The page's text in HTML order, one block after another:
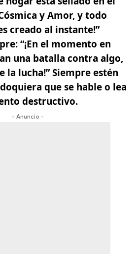
y Amor, y todo
creado al instante!”
“¡En el momento en
una batalla contra algo,
la lucha!” Siempre estén
que se hable o lea
destructivo.
- Anuncio -